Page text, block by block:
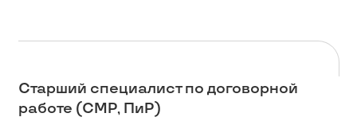
Старший специалист по договорной
работе (СМР, ПиР)